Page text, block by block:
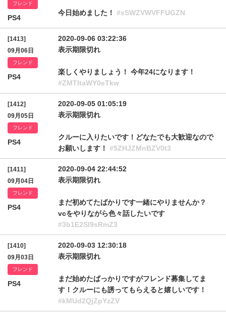
フレンド
PS4
今日始めました！ #sSWZVWVFFUGZN
[1413]
09月06日
フレンド
PS4
2020-09-06 03:22:36
表示期限切れ
楽しくやりましょう！ 今年24になります！
#ZMTItaWY0eTkw
[1412]
09月05日
フレンド
PS4
2020-09-05 01:05:19
表示期限切れ
クルーに入りたいです！どなたでも大歓迎なので
お願いします！ #5ZHJZMnBZV0t3
[1411]
09月04日
フレンド
PS4
2020-09-04 22:44:52
表示期限切れ
まだ初めてたばかりです一緒にやりませんか？
vcをやりながら色々話したいです
#3b1E2Sl9sRmZ3
[1410]
09月03日
フレンド
PS4
2020-09-03 12:30:18
表示期限切れ
まだ始めたばっかりですがフレンド募集してま
す！クルーにも誘ってもらえると嬉しいです！
#kMUd2QjZpYzZV